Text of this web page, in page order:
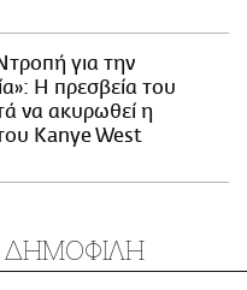
για την
Η πρεσβεία του
να ακυρωθεί η
Kanye West
ΔΗΜΟΦΙΛΗ